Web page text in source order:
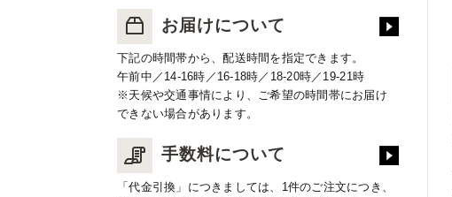
お届けについて
下記の時間帯から、配送時間を指定できます。
午前中／14-16時／16-18時／18-20時／19-21時
※天候や交通事情により、ご希望の時間帯にお届け
できない場合があります。
手数料について
「代金引換」につきましては、1件のご注文につき、